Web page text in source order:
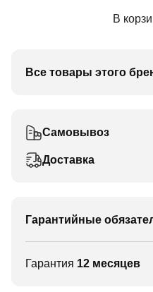
В
Все товары этого
Самовывоз
Доставка
Гарантийные
Гарантия 12 месяцев